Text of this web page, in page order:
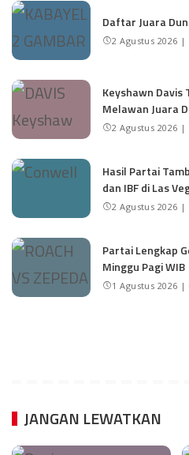
Daftar Juara
2 Agustus 2026 |
Keyshawn Davis
Melawan Juara
2 Agustus 2026 |
Hasil Partai
dan IBF di Las
2 Agustus 2026 |
Partai Lengkap
Minggu Pagi WIB
1 Agustus 2026 |
JANGAN LEWATKAN